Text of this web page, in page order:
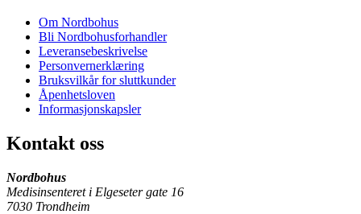
Om Nordbohus
Bli Nordbohusforhandler
Leveransebeskrivelse
Personvernerklæring
Bruksvilkår for sluttkunder
Åpenhetsloven
Informasjonskapsler
Kontakt oss
Nordbohus
Medisinsenteret i Elgeseter gate 16
7030 Trondheim